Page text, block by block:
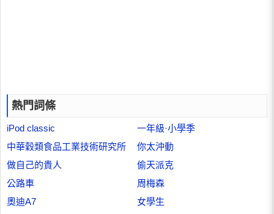
熱門詞條
iPod classic
一年級·小學季
中華穀類食品工業技術研究所
你太沖動
做自己的貴人
偷天派克
公路車
周梅森
奧迪A7
女學生